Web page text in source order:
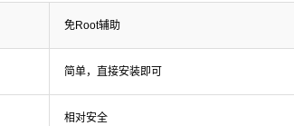
免Root辅助
简单，直接安装即可
相对安全